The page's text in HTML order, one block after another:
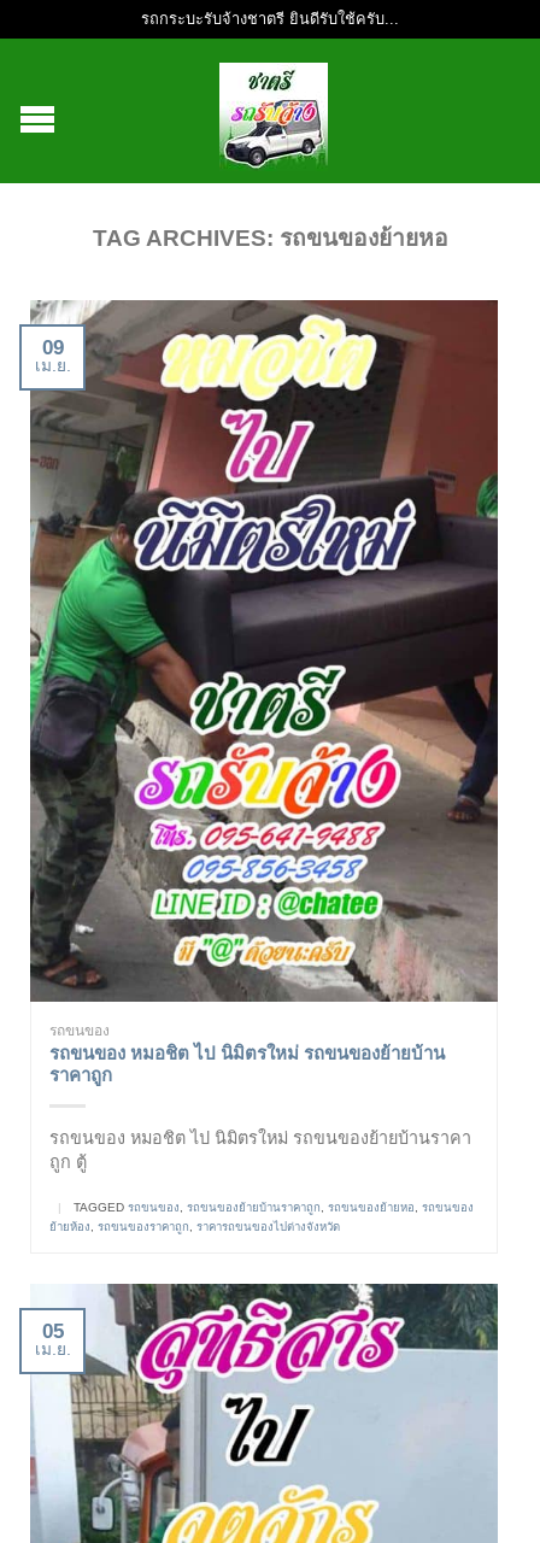
รถกระบะรับจ้างชาตรี ยินดีรับใช้ครับ...
TAG ARCHIVES: รถขนของย้ายหอ
09
เม.ย.
รถขนของ
รถขนของ หมอชิต ไป นิมิตรใหม่ รถขนของย้ายบ้าน
ราคาถูก
รถขนของ หมอชิต ไป นิมิตรใหม่ รถขนของย้ายบ้านราคา
ถูก ตู้
| TAGGED รถขนของ รถขนของย้ายบ้านราคาถูก รถขนของย้ายหอ
รถขนของ
ย้ายห้อง
รถขนของราคาถูก ราคารถขนของไปต่างจังหวัด
05
เม.ย.